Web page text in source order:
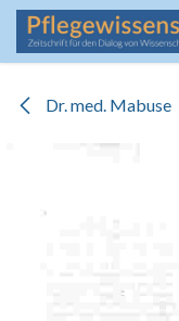
Zum Inhalt springen
Dr. med. Mabuse